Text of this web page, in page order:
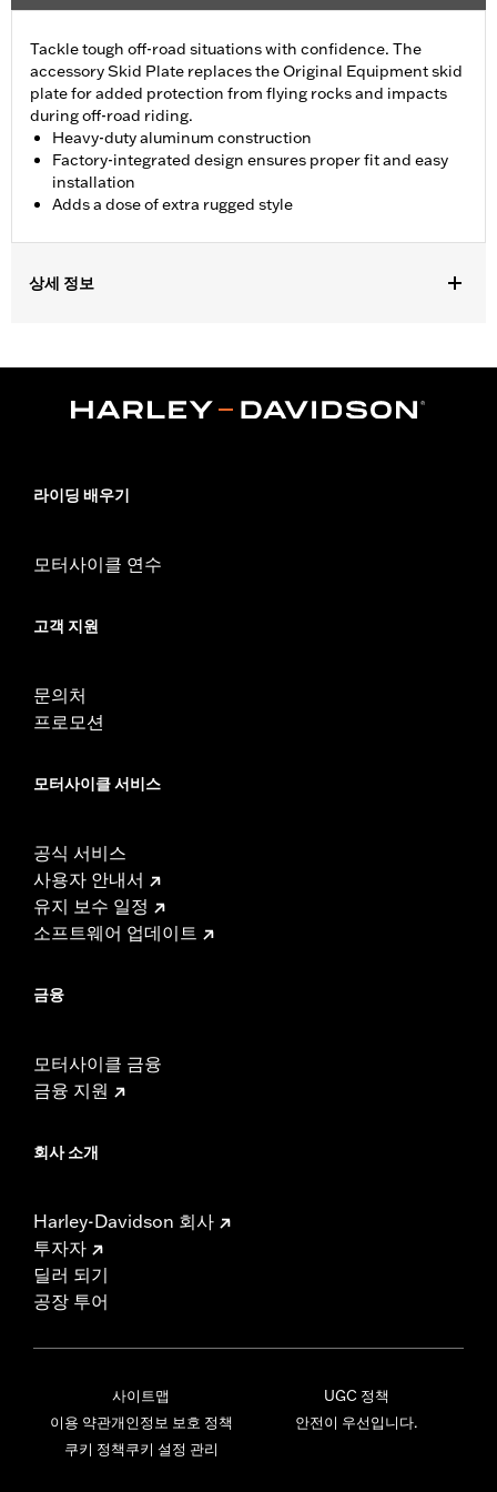
Tackle tough off-road situations with confidence. The
accessory Skid Plate replaces the Original Equipment skid
plate for added protection from flying rocks and impacts
during off-road riding.
Heavy-duty aluminum construction
Factory-integrated design ensures proper fit and easy
installation
Adds a dose of extra rugged style
상세 정보
Material:Aluminum
WARRANTY:1 year limited warranty – Go to
라이딩 배우기
모터사이클 연수
고객 지원
문의처
프로모션
모터사이클 서비스
공식 서비스
사용자 안내서
유지 보수 일정
소프트웨어 업데이트
금융
모터사이클 금융
금융 지원
회사 소개
Harley-Davidson 회사
투자자
딜러 되기
공장 투어
사이트맵
이용 약관개인정보 보호 정책
쿠키 정책쿠키 설정 관리
UGC 정책
안전이 우선입니다.